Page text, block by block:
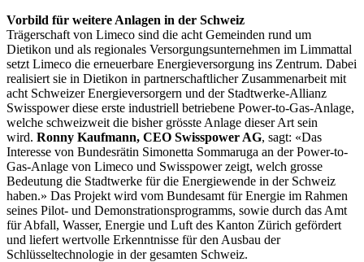
Vorbild für weitere Anlagen in der Schweiz
Trägerschaft von Limeco sind die acht Gemeinden rund um
Dietikon und als regionales Versorgungsunternehmen im Limmattal
setzt Limeco die erneuerbare Energieversorgung ins Zentrum. Dabei
realisiert sie in Dietikon in partnerschaftlicher Zusammenarbeit mit
acht Schweizer Energieversorgern und der Stadtwerke-Allianz
Swisspower diese erste industriell betriebene Power-to-Gas-Anlage,
welche schweizweit die bisher grösste Anlage dieser Art sein
wird. Ronny Kaufmann, CEO Swisspower AG, sagt: «Das
Interesse von Bundesrätin Simonetta Sommaruga an der Power-to-
Gas-Anlage von Limeco und Swisspower zeigt, welch grosse
Bedeutung die Stadtwerke für die Energiewende in der Schweiz
haben.» Das Projekt wird vom Bundesamt für Energie im Rahmen
seines Pilot- und Demonstrationsprogramms, sowie durch das Amt
für Abfall, Wasser, Energie und Luft des Kanton Zürich gefördert
und liefert wertvolle Erkenntnisse für den Ausbau der
Schlüsseltechnologie in der gesamten Schweiz.